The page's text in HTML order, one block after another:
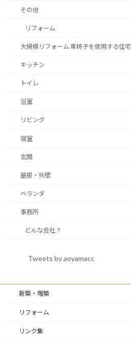
その他
リフォーム
大規模リフォーム 車椅子を使用する住宅
キッチン
トイレ
浴室
リビング
寝室
玄関
屋根・外壁
ベランダ
事務所
どんな会社？
Tweets by aoyamacc
新築・増築
リフォーム
リンク集